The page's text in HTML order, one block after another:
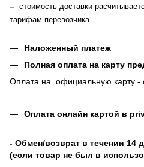
– стоимость доставки
тарифам перевозчика
Наложенный платеж
Полная оплата на карту
Оплата на официальную карту -
Оплата онлайн картой в
- Обмен/возврат в течении 14
(если товар не был в